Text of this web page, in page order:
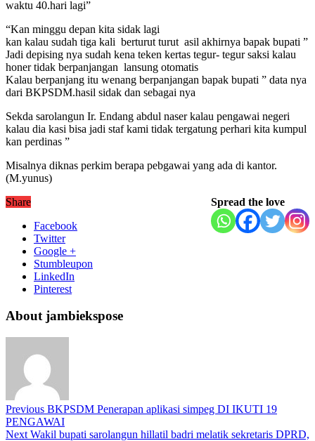
waktu 40.hari lagi”
“Kan minggu depan kita sidak lagi
kan kalau sudah tiga kali berturut turut asil akhirnya bapak bupati ”
Jadi depising nya sudah kena teken kertas tegur- tegur saksi kalau
honer tidak berpanjangan lansung otomatis
Kalau berpanjang itu wenang berpanjangan bapak bupati ” data nya
dari BKPSDM.hasil sidak dan sebagai nya
Sekda sarolangun Ir. Endang abdul naser kalau pengawai negeri
kalau dia kasi bisa jadi staf kami tidak tergatung perhari kita kumpul
kan perdinas ”
Misalnya diknas perkim berapa pebgawai yang ada di kantor.
(M.yunus)
Spread the love
Share
Facebook
Twitter
Google +
Stumbleupon
LinkedIn
Pinterest
About jambiekspose
Previous BKPSDM Penerapan aplikasi simpeg DI IKUTI 19
PENGAWAI
Next Wakil bupati sarolangun hillatil badri melatik sekretaris DPRD,